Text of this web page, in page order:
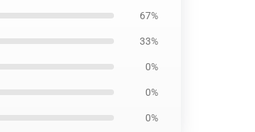
67%
33%
0%
0%
0%